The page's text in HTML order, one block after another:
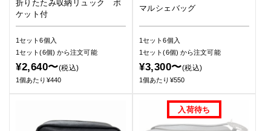
折りたたみ収納リュック ポ
ケット付
1セット6個入
1セット(6個) から注文可能
¥2,640〜(税込)
1個あたり¥440
マルシェバッグ
1セット6個入
1セット(6個) から注文可能
¥3,300〜(税込)
1個あたり¥550